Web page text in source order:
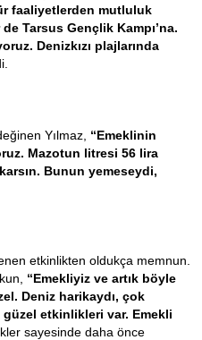
faaliyetlerden mutluluk
Tarsus Gençlik Kampı’na.
Denizkızı plajlarında
Yılmaz, “Emeklinin
Mazotun litresi 56 lira
Bunun yemeseydi,
etkinlikten oldukça memnun.
“Emekliyiz ve artık böyle
Deniz harikaydı, çok
etkinlikleri var. Emekli
sayesinde daha önce